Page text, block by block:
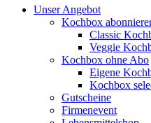
Unser Angebot
Kochbox
Classic
Veggie
Kochbox ohne Abo
Eigene
Kochbox
Gutscheine
Firmenevent